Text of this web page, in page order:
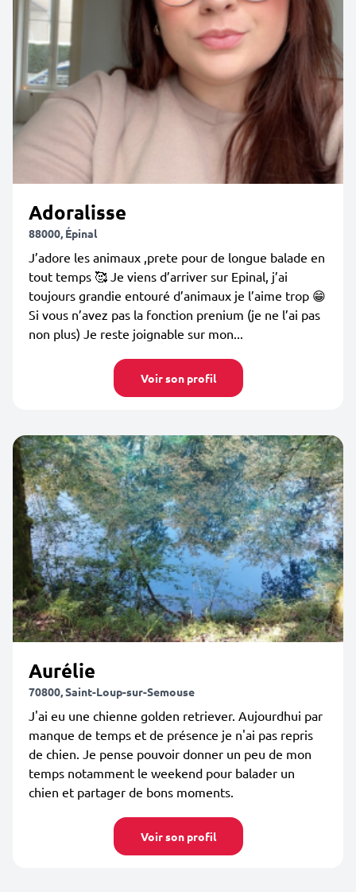
Adoralisse
88000, Épinal
J’adore les animaux ,prete pour de longue balade en
tout temps 🥰 Je viens d’arriver sur Epinal, j’ai
toujours grandie entouré d’animaux je l’aime trop 😁
Si vous n’avez pas la fonction prenium (je ne l’ai pas
non plus) Je reste joignable sur mon...
Voir son profil
Aurélie
70800, Saint-Loup-sur-Semouse
J'ai eu une chienne golden retriever. Aujourdhui par
manque de temps et de présence je n'ai pas repris
de chien. Je pense pouvoir donner un peu de mon
temps notamment le weekend pour balader un
chien et partager de bons moments.
Voir son profil